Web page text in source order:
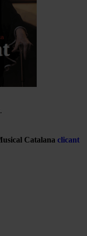
Catalana clicant